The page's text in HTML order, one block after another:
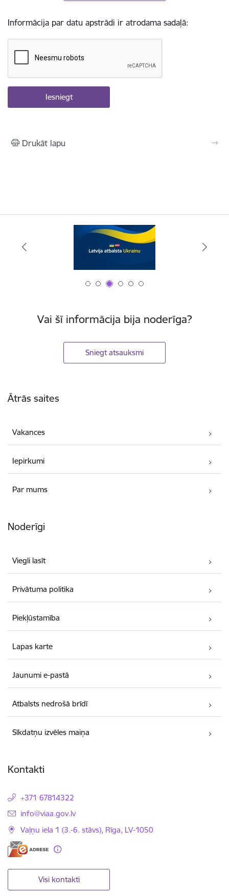
Informācija par datu apstrādi ir atrodama sadaļā:
Drukāt lapu
Vai šī informācija bija noderīga?
Sniegt atsauksmi
Ātrās saites
Vakances
Iepirkumi
Par mums
Noderīgi
Viegli lasīt
Privātuma politika
Piekļūstamība
Lapas karte
Jaunumi e-pastā
Atbalsts nedrošā brīdī
Sīkdatņu izvēles maiņa
Kontakti
+371 67814322
E-pasts:
info@viaa.gov.lv
Vaļņu iela 1 (3.-6. stāvs), Rīga, LV-1050
Visi kontakti